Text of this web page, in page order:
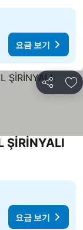
요금 보기
공유 즐
ŞİRİNYALI
요금 보기